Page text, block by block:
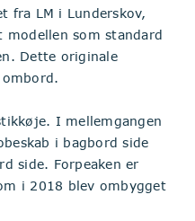
fra LM i Lunderskov,
som standard
Dette originale
I mellemgangen
i bagbord side
side. Forpeaken er
i 2018 blev ombygget